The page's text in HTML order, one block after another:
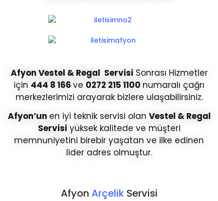
Afyon Vestel & Regal Servisi Sonrası Hizmetler
için 444 8 166 ve 0272 215 1100 numaralı çağrı
merkezlerimizi arayarak bizlere ulaşabilirsiniz.
Afyon’un en iyi teknik servisi olan Vestel & Regal
Servisi yüksek kalitede ve müşteri
memnuniyetini birebir yaşatan ve ilke edinen
lider adres olmuştur.
Afyon Arçelik Servisi